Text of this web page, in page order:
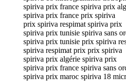
spiriva prix france spiriva prix
spiriva prix france prix spiriva
prix spiriva respimat spiriva prix
spiriva prix tunisie spiriva sans
spiriva prix tunisie prix spiriva
spiriva respimat prix prix spiriva
spiriva prix algérie spiriva prix
spiriva prix france spiriva sans
spiriva prix maroc spiriva 18